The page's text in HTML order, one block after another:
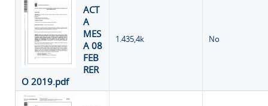
ACT
A
MES
A 08
FEB
RER
O 2019.pdf
1.435,4k No